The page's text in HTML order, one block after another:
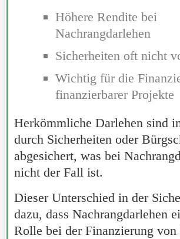
Höhere Rendite bei
Nachrangdarlehen
Sicherheiten oft nicht
Wichtig für die
finanzierbarer Projekte
Herkömmliche Darlehen sind
durch Sicherheiten oder
abgesichert, was bei
nicht der Fall ist.
Dieser Unterschied in der
dazu, dass Nachrangdarlehen
Rolle bei der Finanzierung von